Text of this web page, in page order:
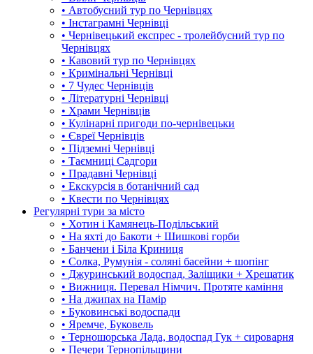
• Автобусний тур по Чернівцях
• Інстаграмні Чернівці
• Чернівецький експрес - тролейбусний тур по
Чернівцях
• Кавовий тур по Чернівцях
• Кримінальні Чернівці
• 7 Чудес Чернівців
• Літературні Чернівці
• Храми Чернівців
• Кулінарні пригоди по-чернівецьки
• Євреї Чернівців
• Підземні Чернівці
• Таємниці Садгори
• Прадавні Чернівці
• Екскурсія в ботанічний сад
• Квести по Чернівцях
Регулярні тури за місто
• Хотин і Камянець-Подільський
• На яхті до Бакоти + Шишкові горби
• Банчени і Біла Криниця
• Солка, Румунія - соляні басейни + шопінг
• Джуринський водоспад, Заліщики + Хрещатик
• Вижниця. Перевал Німчич. Протяте каміння
• На джипах на Памір
• Буковинські водоспади
• Яремче, Буковель
• Терношорська Лада, водоспад Гук + сироварня
• Печери Тернопільщини